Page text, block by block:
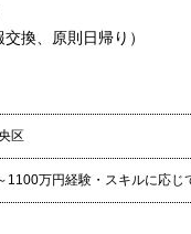
換、原則日帰り）
区
1100万円経験・スキルに応じ